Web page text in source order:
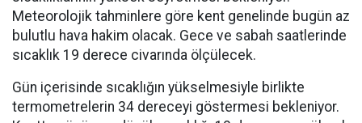
Meteorolojik tahminlere göre kent genelinde bugün az
bulutlu hava hakim olacak. Gece ve sabah saatlerinde
sıcaklık 19 derece civarında ölçülecek.
Gün içerisinde sıcaklığın yükselmesiyle birlikte
termometrelerin 34 dereceyi göstermesi bekleniyor.